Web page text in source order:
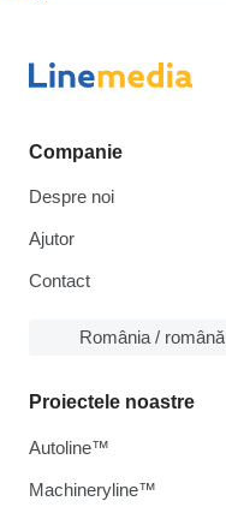
Companie
Despre noi
Ajutor
Contact
România / română
Proiectele noastre
Autoline™
Machineryline™